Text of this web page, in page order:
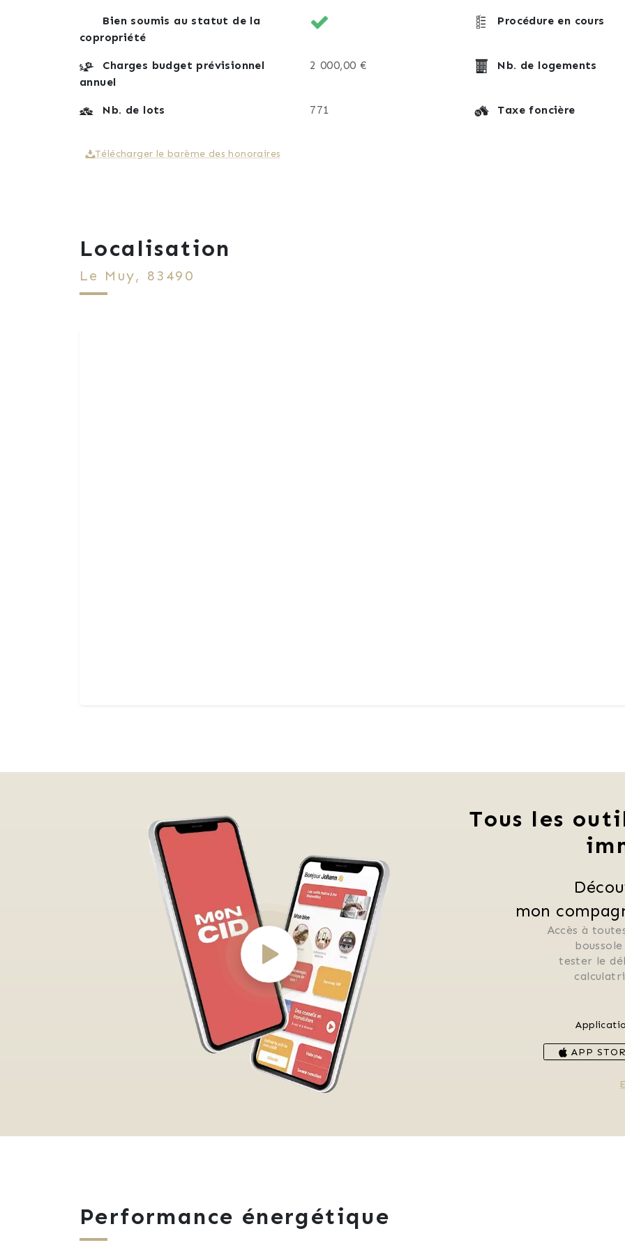
Bien soumis au statut de la
copropriété
Procédure en cours
Charges budget prévisionnel
annuel
2 000,00 € Nb. de logements
Nb. de lots 771 Taxe foncière
Télécharger le barème des honoraires
Localisation
Le Muy, 83490
Tous les
mon
Accès à
tester le
APP
Performance énergétique